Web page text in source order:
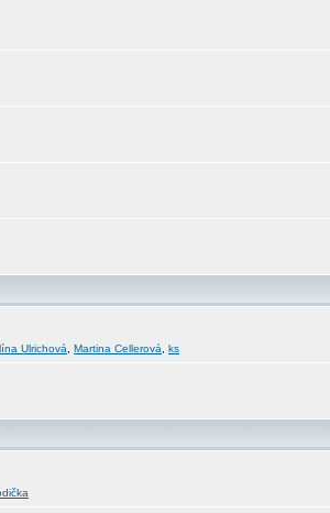
Ulrichová Martina Cellerová ks